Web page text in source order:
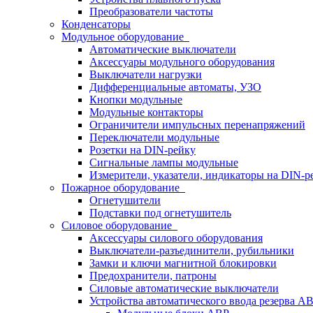
Преобразователи частоты
Конденсаторы
Модульное оборудование
Автоматические выключатели
Аксессуары модульного оборудования
Выключатели нагрузки
Дифференциальные автоматы, УЗО
Кнопки модульные
Модульные контакторы
Ограничители импульсных перенапряжений
Переключатели модульные
Розетки на DIN-рейку
Сигнальные лампы модульные
Измерители, указатели, индикаторы на DIN-
Пожарное оборудование
Огнетушители
Подставки под огнетушитель
Силовое оборудование
Аксессуары силового оборудования
Выключатели-разъединители, рубильники
Замки и ключи магнитной блокировки
Предохранители, патроны
Силовые автоматические выключатели
Устройства автоматического ввода резерва